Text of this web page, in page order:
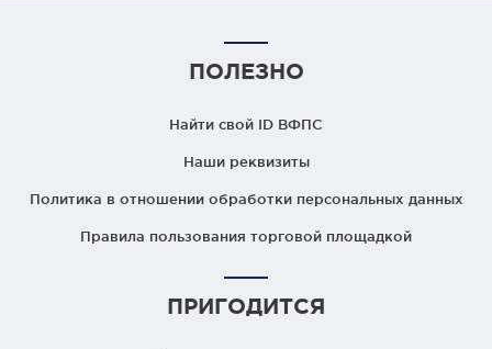
ПОЛЕЗНО
Найти свой ID ВФПС
Наши реквизиты
Политика в отношении обработки персональных данных
Правила пользования торговой площадкой
ПРИГОДИТСЯ